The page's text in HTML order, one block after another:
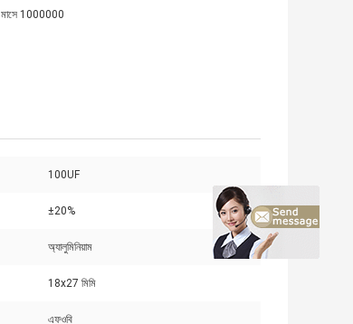
মাসে 1000000
100UF
±20%
অ্যালুমিনিয়াম
18x27 মিমি
এফওবি